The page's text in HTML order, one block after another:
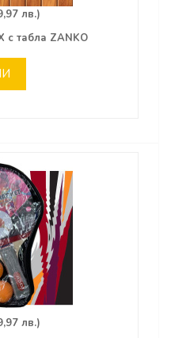
лв.)
табла ZANKO
лв.)